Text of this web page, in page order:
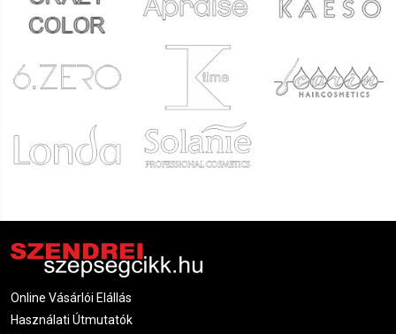
Online Vásárlói Elállás
Használati Útmutatók